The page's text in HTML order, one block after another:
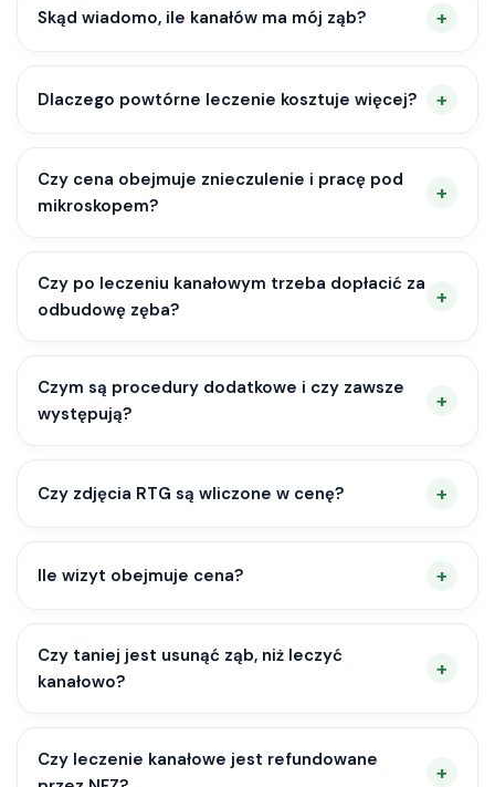
Skąd wiadomo, ile kanałów ma mój ząb?
Dlaczego powtórne leczenie kosztuje więcej?
Czy cena obejmuje znieczulenie i pracę pod
mikroskopem?
Czy po leczeniu kanałowym trzeba dopłacić za
odbudowę zęba?
Czym są procedury dodatkowe i czy zawsze
występują?
Czy zdjęcia RTG są wliczone w cenę?
Ile wizyt obejmuje cena?
Czy taniej jest usunąć ząb, niż leczyć
kanałowo?
Czy leczenie kanałowe jest refundowane